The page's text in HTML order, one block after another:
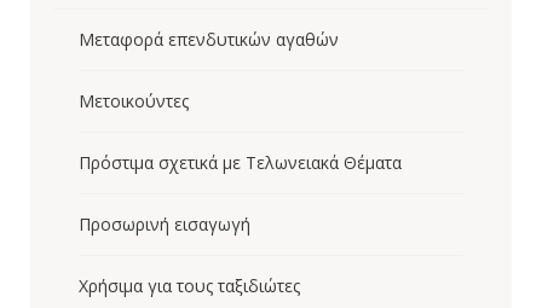
Μεταφορά επενδυτικών αγαθών
Μετοικούντες
Πρόστιμα σχετικά με Τελωνειακά Θέματα
Προσωρινή εισαγωγή
Χρήσιμα για τους ταξιδιώτες